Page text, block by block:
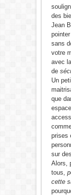
des
Jean
sans
votre
avec
de
Un
que
prises
sur
Alors,
tous,
cette